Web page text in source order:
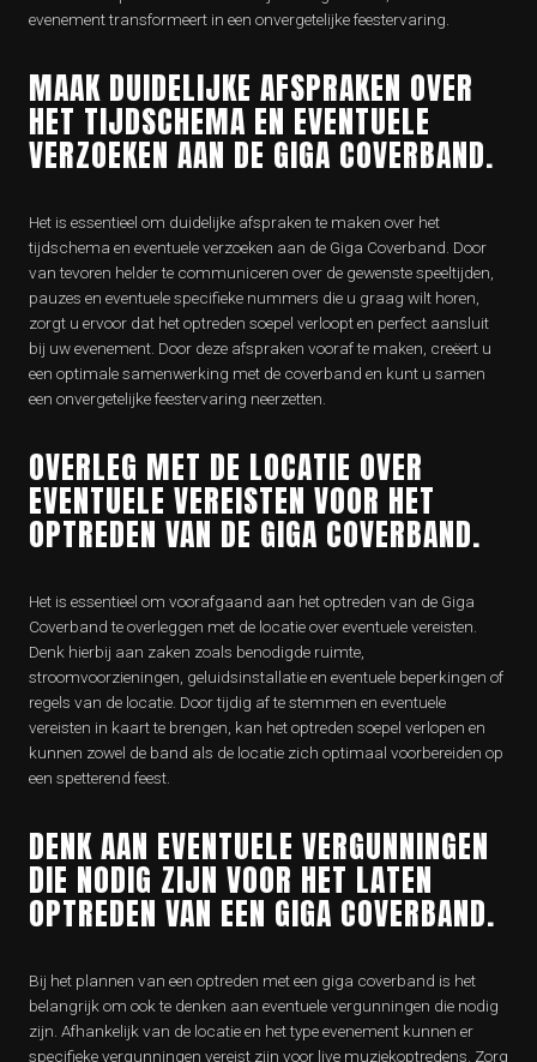
evenement transformeert in een onvergetelijke feestervaring.
MAAK DUIDELIJKE AFSPRAKEN OVER
HET TIJDSCHEMA EN EVENTUELE
VERZOEKEN AAN DE GIGA COVERBAND.
Het is essentieel om duidelijke afspraken te maken over het
tijdschema en eventuele verzoeken aan de Giga Coverband. Door
van tevoren helder te communiceren over de gewenste speeltijden,
pauzes en eventuele specifieke nummers die u graag wilt horen,
zorgt u ervoor dat het optreden soepel verloopt en perfect aansluit
bij uw evenement. Door deze afspraken vooraf te maken, creëert u
een optimale samenwerking met de coverband en kunt u samen
een onvergetelijke feestervaring neerzetten.
OVERLEG MET DE LOCATIE OVER
EVENTUELE VEREISTEN VOOR HET
OPTREDEN VAN DE GIGA COVERBAND.
Het is essentieel om voorafgaand aan het optreden van de Giga
Coverband te overleggen met de locatie over eventuele vereisten.
Denk hierbij aan zaken zoals benodigde ruimte,
stroomvoorzieningen, geluidsinstallatie en eventuele beperkingen of
regels van de locatie. Door tijdig af te stemmen en eventuele
vereisten in kaart te brengen, kan het optreden soepel verlopen en
kunnen zowel de band als de locatie zich optimaal voorbereiden op
een spetterend feest.
DENK AAN EVENTUELE VERGUNNINGEN
DIE NODIG ZIJN VOOR HET LATEN
OPTREDEN VAN EEN GIGA COVERBAND.
Bij het plannen van een optreden met een giga coverband is het
belangrijk om ook te denken aan eventuele vergunningen die nodig
zijn. Afhankelijk van de locatie en het type evenement kunnen er
specifieke vergunningen vereist zijn voor live muziekoptredens. Zorg